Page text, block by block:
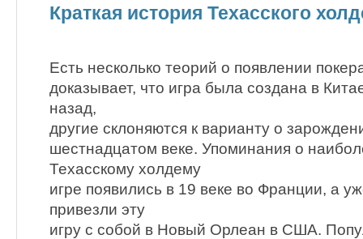
Краткая история Техасского
Есть несколько теорий о появлении
доказывает, что игра была создана в
назад,
другие склоняются к варианту о
шестнадцатом веке. Упоминания о
Техасскому холдему
игре появились в 19 веке во Франции, а
привезли эту
игру с собой в Новый Орлеан в США.